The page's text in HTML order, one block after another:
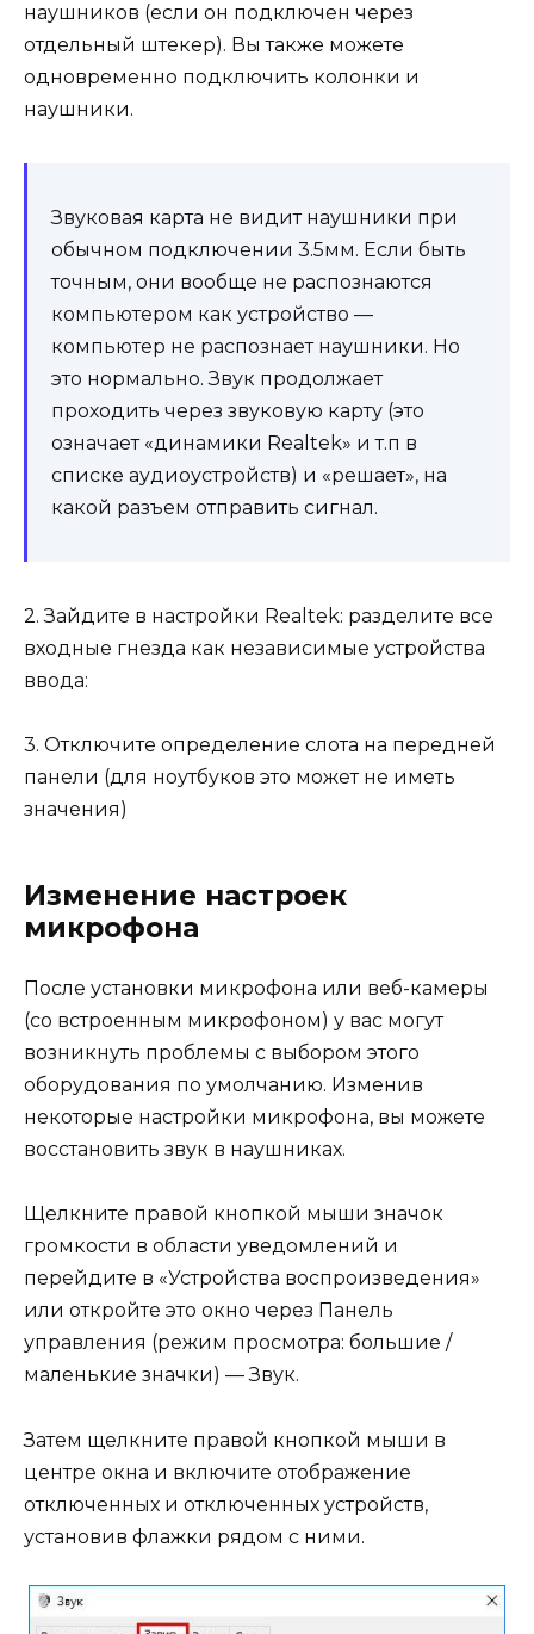
наушников (если он подключен через
отдельный штекер). Вы также можете
одновременно подключить колонки и
наушники.
Звуковая карта не видит наушники при
обычном подключении 3.5мм. Если быть
точным, они вообще не распознаются
компьютером как устройство —
компьютер не распознает наушники. Но
это нормально. Звук продолжает
проходить через звуковую карту (это
означает «динамики Realtek» и т.п в
списке аудиоустройств) и «решает», на
какой разъем отправить сигнал.
2. Зайдите в настройки Realtek: разделите все
входные гнезда как независимые устройства
ввода:
3. Отключите определение слота на передней
панели (для ноутбуков это может не иметь
значения)
Изменение настроек
микрофона
После установки микрофона или веб-камеры
(со встроенным микрофоном) у вас могут
возникнуть проблемы с выбором этого
оборудования по умолчанию. Изменив
некоторые настройки микрофона, вы можете
восстановить звук в наушниках.
Щелкните правой кнопкой мыши значок
громкости в области уведомлений и
перейдите в «Устройства воспроизведения»
или откройте это окно через Панель
управления (режим просмотра: большие /
маленькие значки) — Звук.
Затем щелкните правой кнопкой мыши в
центре окна и включите отображение
отключенных и отключенных устройств,
установив флажки рядом с ними.